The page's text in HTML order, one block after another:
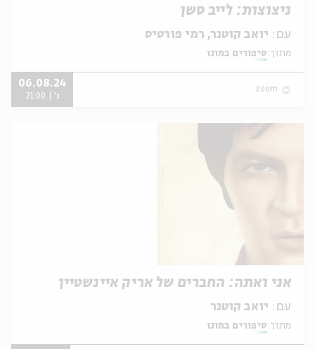
ניצוצות: לייב סשן
עם:
מתוך: סיפורים במונו
zoom
06.08.24
ג' | 21:00
אני ואתה: החברים של אריק איינשטיין
עם:
מתוך: סיפורים במונו